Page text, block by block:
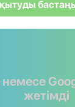
жетімді